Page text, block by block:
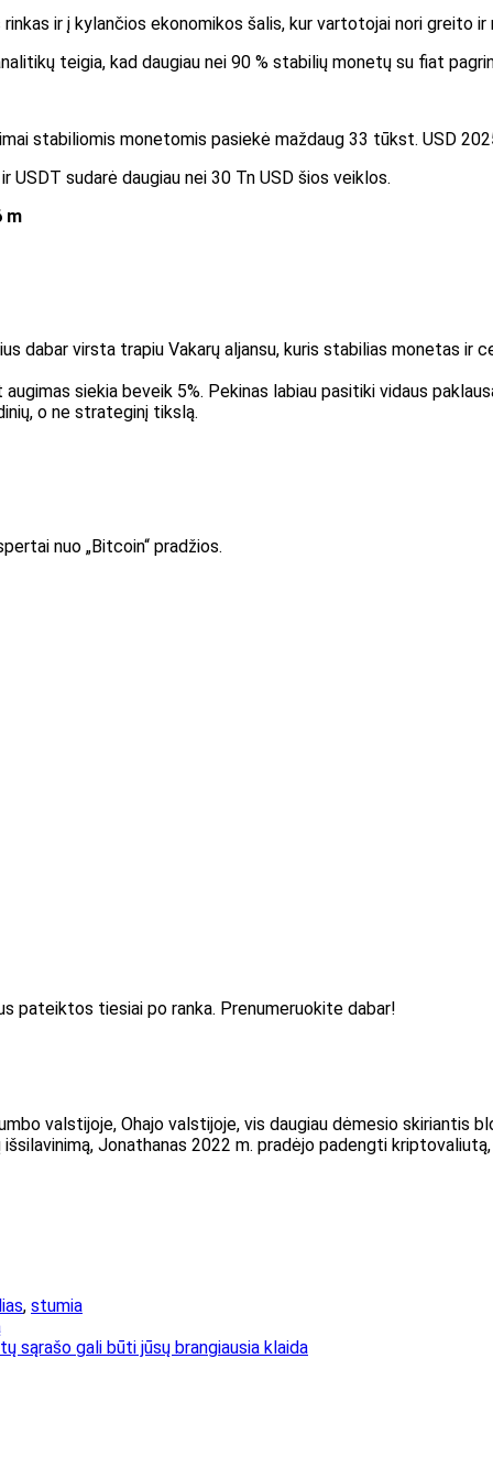
ir į kylančios ekonomikos šalis, kur vartotojai nori greito
teigia, kad daugiau nei 90 % stabilių monetų su fiat
stabiliomis monetomis pasiekė maždaug 33 tūkst. USD
USDT sudarė daugiau nei 30 Tn USD šios veiklos.
m
dabar virsta trapiu Vakarų aljansu, kuris stabilias monetas ir
siekia beveik 5%. Pekinas labiau pasitiki vidaus
o ne strateginį tikslą.
nuo „Bitcoin“ pradžios.
pateiktos tiesiai po ranka. Prenumeruokite dabar!
valstijoje, Ohajo valstijoje, vis daugiau dėmesio skiriantis
Jonathanas 2022 m. pradėjo padengti
, stumia
sąrašo gali būti jūsų brangiausia klaida